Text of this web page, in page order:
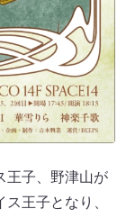
王子、野津山が
王子となり、